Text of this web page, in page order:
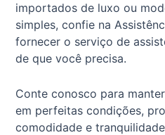
importados de luxo ou
simples, confie na
fornecer o serviço de
de que você precisa.
Conte conosco para
em perfeitas condições,
comodidade e